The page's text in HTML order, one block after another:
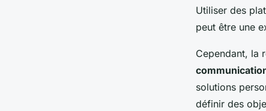
Utiliser des
peut être une
Cependant, la
solutions
définir des